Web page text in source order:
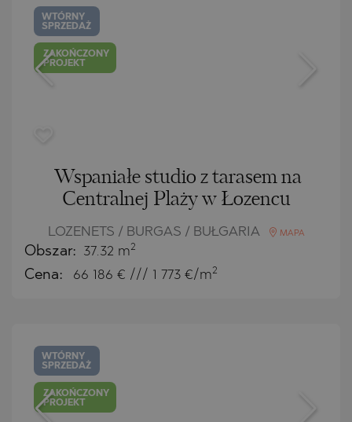
WTÓRNY
SPRZEDAŻ
ZAKOŃCZONY
PROJEKT
Wspaniałe studio z tarasem na
Centralnej Plaży w Łozencu
LOZENETS / BURGAS / BUŁGARIA MAPA
Obszar: 37.32 m2
Cena: 66 186 € /// 1 773 €/m2
WTÓRNY
SPRZEDAŻ
ZAKOŃCZONY
PROJEKT